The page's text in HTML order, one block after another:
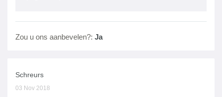
Zou u ons aanbevelen?: Ja
Schreurs
03 Nov 2018